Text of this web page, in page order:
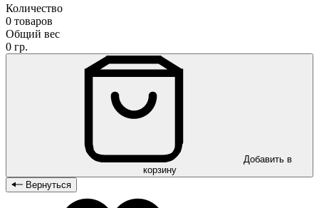
Количество
0 товаров
Общий вес
0 гр.
корзину
Вернуться